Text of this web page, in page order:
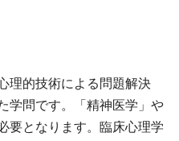
理的技術による問題解決
学問です。「精神医学」や
要となります。臨床心理学